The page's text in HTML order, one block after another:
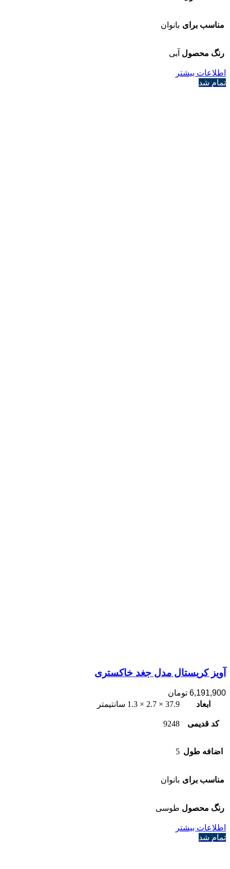
مناسب برای بانوان
رنگ محصول آبی
اطلاعات بیشتر
تمام شد
آویز کریستال مدل جغد خاکستری
6,191,900 تومان
ابعاد
37.9 × 2.7 × 1.3 سانتیمتر
کد قدیمی 9248
اضافه طول 5
مناسب برای بانوان
رنگ محصول طوسی
اطلاعات بیشتر
تمام شد